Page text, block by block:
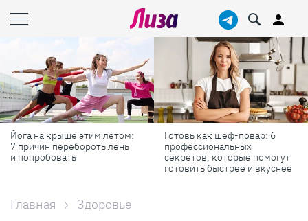
Йога на крыше этим летом:
7 причин перебороть лень
и попробовать
Готовь как шеф-повар: 6
профессиональных
секретов, которые помогут
готовить быстрее и вкуснее
Главная Здоровье